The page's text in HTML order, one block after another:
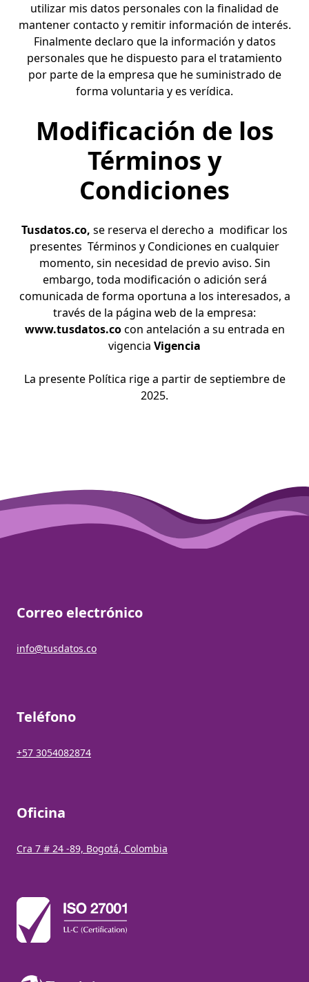
utilizar mis datos personales con la finalidad de
mantener contacto y remitir información de interés.
Finalmente declaro que la información y datos
personales que he dispuesto para el tratamiento
por parte de la empresa que he suministrado de
forma voluntaria y es verídica.
Modificación de los
Términos y
Condiciones
Tusdatos.co, se reserva el derecho a modificar los
presentes Términos y Condiciones en cualquier
momento, sin necesidad de previo aviso. Sin
embargo, toda modificación o adición será
comunicada de forma oportuna a los interesados, a
través de la página web de la empresa:
www.tusdatos.cocon antelación a su entrada en
vigencia Vigencia
La presente Política rige a partir de septiembre de
2025.
Correo electrónico
info@tusdatos.co
Teléfono
+57 3054082874
Oficina
Cra 7 # 24 -89, Bogotá, Colombia